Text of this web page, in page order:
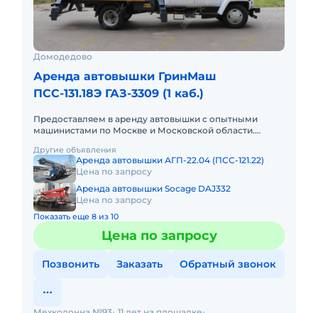
Домодедово
Аренда автовышки ГринМаш
ПСС-131.18Э ГАЗ-3309 (1 каб.)
Предоставляем в аренду автовышки с опытными
машинистами по Москве и Московской области.
(почасовой, посменный) При
Другие объявления
Аренда автовышки АГП-22.04 (ПСС-121.22)
Цена по запросу
Аренда автовышки Socage DAJ332
Цена по запросу
Показать еще 8 из 10
Цена по запросу
Позвонить Заказать Обратный звонок